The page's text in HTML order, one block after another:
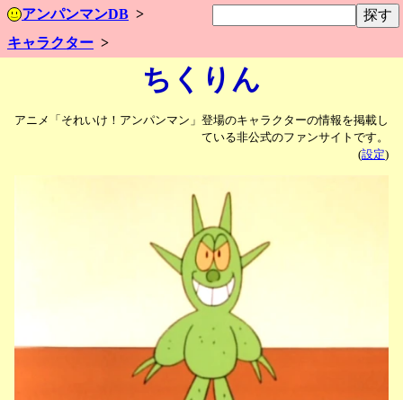
アンパンマンDB
キャラクター
ちくりん
アニメ「それいけ！アンパンマン」登場のキャラクターの情報を掲載し
ている非公式のファンサイトです。
(設定)